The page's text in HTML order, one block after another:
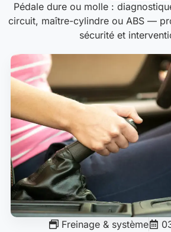
Pédale dure ou molle :
circuit, maître-cylindre ou ABS —
sécurité et
Freinage & système